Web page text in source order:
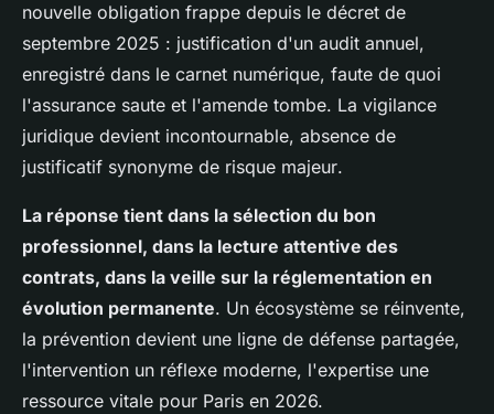
nouvelle obligation frappe depuis le décret de
septembre 2025 : justification d'un audit annuel,
enregistré dans le carnet numérique, faute de quoi
l'assurance saute et l'amende tombe. La vigilance
juridique devient incontournable, absence de
justificatif synonyme de risque majeur.
La réponse tient dans la sélection du bon
professionnel, dans la lecture attentive des
contrats, dans la veille sur la réglementation en
évolution permanente. Un écosystème se réinvente,
la prévention devient une ligne de défense partagée,
l'intervention un réflexe moderne, l'expertise une
ressource vitale pour Paris en 2026.